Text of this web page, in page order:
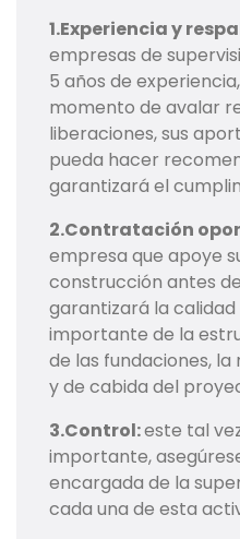
1.Experiencia y
empresas de
5 años de
momento de avalar
liberaciones, sus
pueda hacer
garantizará el
2.Contratación
empresa que apoye
construcción antes
garantizará la
importante de la
de las fundaciones,
y de cabida del
3.Control:este tal
importante,
encargada de la
cada una de esta